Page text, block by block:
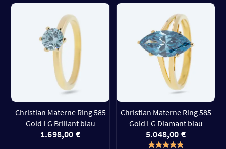
Christian Materne Ring 585
Gold LG Brillant blau
1.698,00 €
Christian Materne Ring 585
Gold LG Diamant blau
5.048,00 €